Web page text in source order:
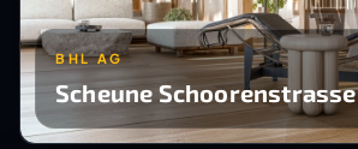
BHL AG
Scheune Schoorenstrasse